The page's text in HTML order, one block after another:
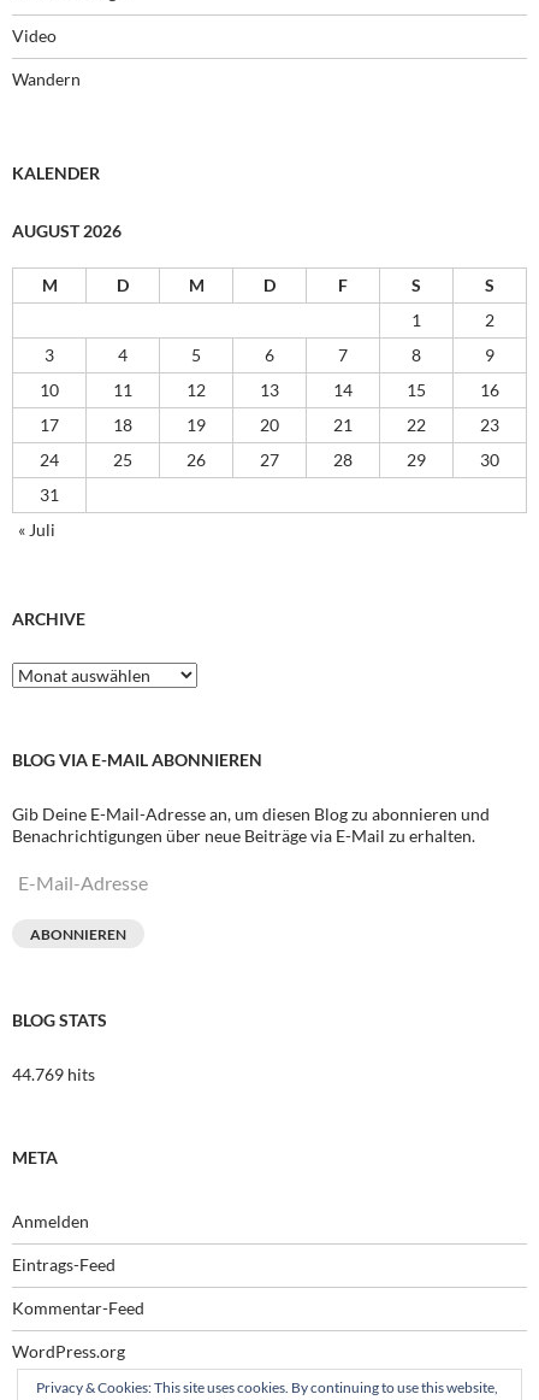
Video
Wandern
KALENDER
AUGUST 2026
M D M D F S
S
1
2
3
4 5 6 7 8
9
10
11 12 13 14 15
16
17
18 19 20 21 22
23
24
25 26 27 28 29
30
31
« Juli
ARCHIVE
Archive
BLOG VIA E-MAIL ABONNIEREN
Gib Deine E-Mail-Adresse an, um diesen Blog zu abonnieren und
Benachrichtigungen über neue Beiträge via E-Mail zu erhalten.
E-
ABONNIEREN
BLOG STATS
44.769 hits
META
Anmelden
Eintrags-Feed
Kommentar-Feed
WordPress.org
Privacy & Cookies: This site uses cookies. By continuing to use this website,